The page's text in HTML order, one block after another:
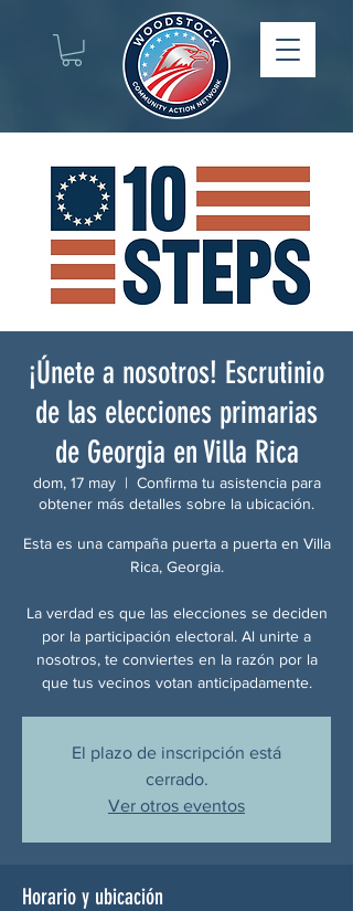
¡Únete a nosotros! Escrutinio
de las elecciones primarias
de Georgia en Villa Rica
dom, 17 may
  |
Confirma tu asistencia para
obtener más detalles sobre la ubicación.
Esta es una campaña puerta a puerta en Villa
Rica, Georgia.
La verdad es que las elecciones se deciden
por la participación electoral. Al unirte a
nosotros, te conviertes en la razón por la
que tus vecinos votan anticipadamente.
El plazo de inscripción está
cerrado.
Ver otros eventos
Horario y ubicación